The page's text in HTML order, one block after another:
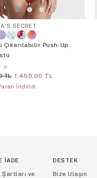
SECRET
Çıkarılabilir Push-Up
★
TL 1.450,00 TL
İndirim
İADE
Şartları ve
DESTEK
Bize Ulaşın